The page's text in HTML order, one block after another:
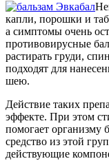
капли, порошки и
а симптомы очень
противовирусные
растирать груди,
подходят для
шею.
Действие таких
эффекте. При этом
помогает организму
средство из этой
действующие